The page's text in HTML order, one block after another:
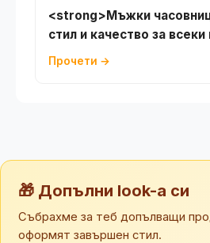
<strong>Мъжки
стил и качество за
Прочети →
🎁 Допълни look-а си
Събрахме за теб допълващи
оформят завършен стил.